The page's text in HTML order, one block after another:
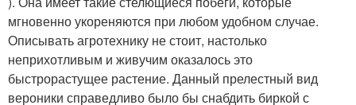
мгновенно укореняются при любом удобном случае.
Описывать агротехнику не стоит, настолько
неприхотливым и живучим оказалось это
быстрорастущее растение. Данный прелестный вид
вероники справедливо было бы снабдить биркой с